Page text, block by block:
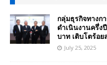
กลุ่มธุรกิจทางก
ดำเนินงานครึ่ง
บาท เติบโตร้อย
July 25, 2025